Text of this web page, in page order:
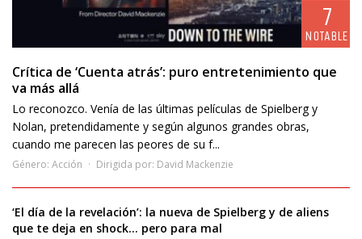
7
NOTABLE
Crítica de ‘Cuenta atrás’: puro entretenimiento que
va más allá
Lo reconozco. Venía de las últimas películas de Spielberg y
Nolan, pretendidamente y según algunos grandes obras,
cuando me parecen las peores de su f...
Género: Acción Dirigida por: David Mackenzie
‘El día de la revelación’: la nueva de Spielberg y de aliens
que te deja en shock… pero para mal